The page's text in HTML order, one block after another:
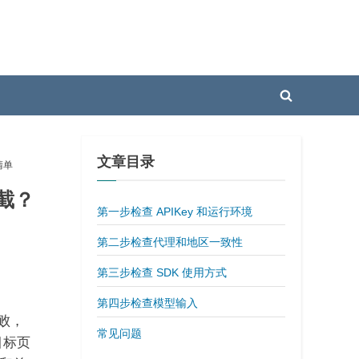
Toggle
单
？
，
标页
文章目录
第一步检查 APIKey 和运行环境
第二步检查代理和地区一致性
第三步检查 SDK 使用方式
第四步检查模型输入
常见问题